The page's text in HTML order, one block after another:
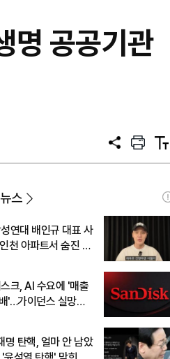
명 공공기관
공
프
트
텍
트
스
연대 배인규 대표 사
천 아파트서 숨진 채
크, AI 수요에 '매출
'…가이던스 실망에
명 탄핵, 얼마 안 남았